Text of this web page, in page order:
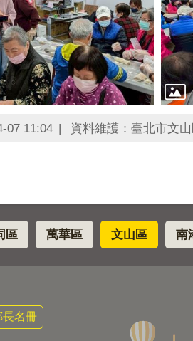
07 11:04 資料維護：臺北市文
區 萬華區 文山區 南
長名冊